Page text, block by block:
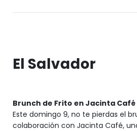
El Salvador
Brunch de Frito en Jacinta Café
Este domingo 9, no te pierdas el
colaboración con Jacinta Café,